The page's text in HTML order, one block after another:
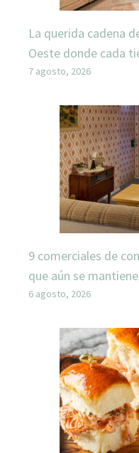
La querida cadena
Oeste donde cada
7 agosto, 2026
9 comerciales de
que aún se
6 agosto, 2026